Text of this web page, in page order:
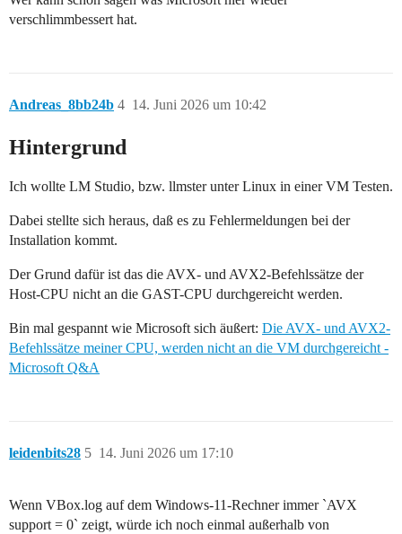
verschlimmbessert hat.
Andreas_8bb24b 14. Juni 2026 um 10:42
4
Hintergrund
Ich wollte LM Studio, bzw. llmster unter Linux in einer VM Testen.
Dabei stellte sich heraus, daß es zu Fehlermeldungen bei der
Installation kommt.
Der Grund dafür ist das die AVX- und AVX2-Befehlssätze der
Host-CPU nicht an die GAST-CPU durchgereicht werden.
Bin mal gespannt wie Microsoft sich äußert: Die AVX- und AVX2-
Befehlssätze meiner CPU, werden nicht an die VM durchgereicht -
Microsoft Q&A
leidenbits28 14. Juni 2026 um 17:10
5
Wenn VBox.log auf dem Windows-11-Rechner immer `AVX
support = 0` zeigt, würde ich noch einmal außerhalb von